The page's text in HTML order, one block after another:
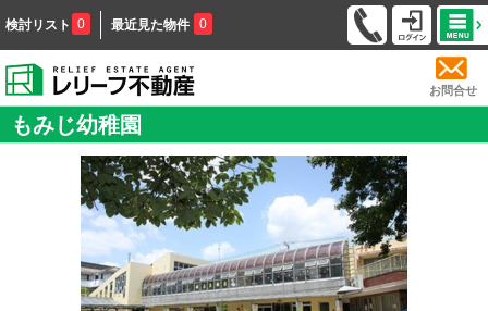
検討リスト 0 最近見た物件 0
お問合せ
もみじ幼稚園